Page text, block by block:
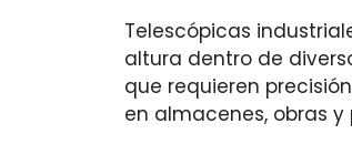
Telescópicas
altura dentro de
que requieren
en almacenes, obras